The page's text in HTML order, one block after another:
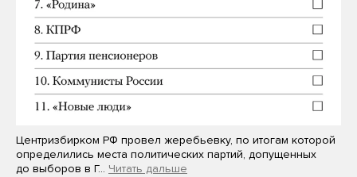
Центризбирком РФ провел жеребьевку, по итогам которой
определились места политических партий, допущенных
до выборов в Г… Читать дальше